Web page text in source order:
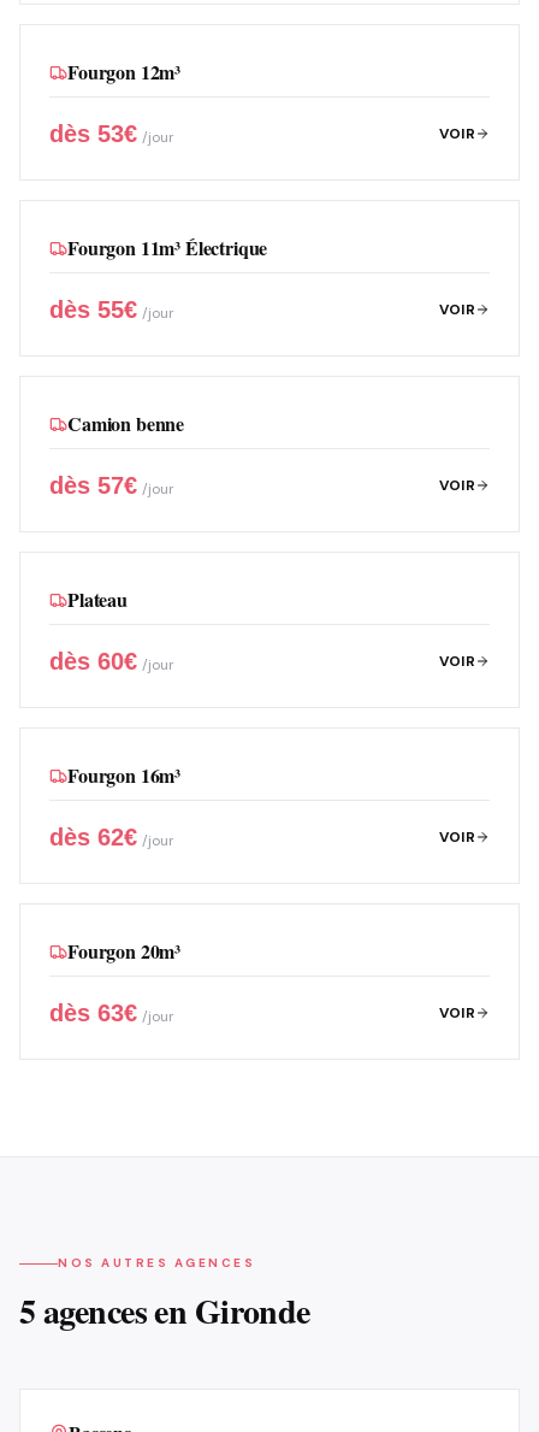
Fourgon 12m³
dès 53€ /jour VOIR
Fourgon 11m³ Électrique
dès 55€ /jour VOIR
Camion benne
dès 57€ /jour VOIR
Plateau
dès 60€ /jour VOIR
Fourgon 16m³
dès 62€ /jour VOIR
Fourgon 20m³
dès 63€ /jour VOIR
NOS AUTRES AGENCES
5 agences en Gironde